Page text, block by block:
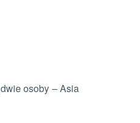
osoby – Asia